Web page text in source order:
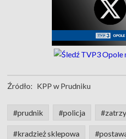
Źródło: KPP w Prudniku
#prudnik #policja
#kradzież sklepowa